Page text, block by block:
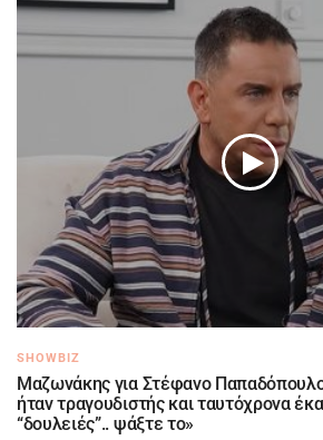
SHOWBIZ
Μαζωνάκης για Στέφανο
ήταν τραγουδιστής και ταυτόχρονα
“δουλειές”.. ψάξτε το»